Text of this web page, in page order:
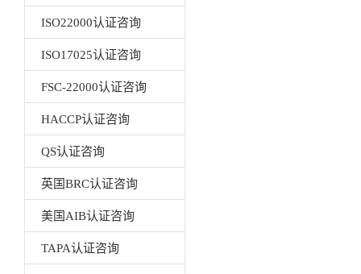
ISO22000认证咨询
ISO17025认证咨询
FSC-22000认证咨询
HACCP认证咨询
QS认证咨询
英国BRC认证咨询
美国AIB认证咨询
TAPA认证咨询